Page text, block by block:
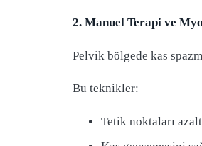
2. Manuel Terapi ve
Pelvik bölgede kas
Bu teknikler:
Tetik noktaları